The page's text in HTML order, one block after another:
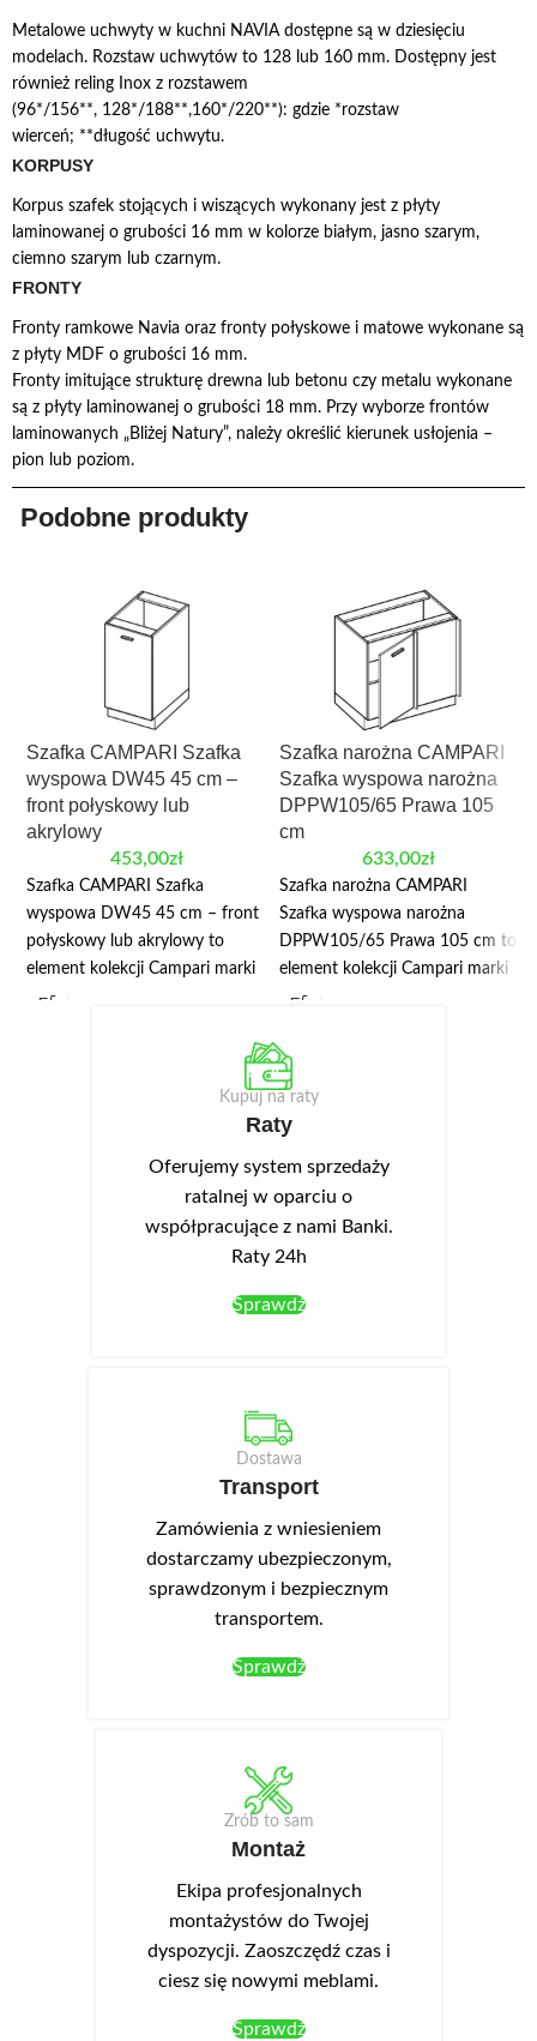
Metalowe uchwyty w kuchni NAVIA dostępne są w dziesięciu
modelach. Rozstaw uchwytów to 128 lub 160 mm. Dostępny jest
również reling Inox z rozstawem
(96*/156**, 128*/188**,160*/220**): gdzie *rozstaw
wierceń; **długość uchwytu.
KORPUSY
Korpus szafek stojących i wiszących wykonany jest z płyty
laminowanej o grubości 16 mm w kolorze białym, jasno szarym,
ciemno szarym lub czarnym.
FRONTY
Fronty ramkowe Navia oraz fronty połyskowe i matowe wykonane są
z płyty MDF o grubości 16 mm.
Fronty imitujące strukturę drewna lub betonu czy metalu wykonane
są z płyty laminowanej o grubości 18 mm. Przy wyborze frontów
laminowanych „Bliżej Natury”, należy określić kierunek usłojenia –
pion lub poziom.
Podobne produkty
Szafka CAMPARI Szafka
wyspowa DW45 45 cm –
front połyskowy lub
akrylowy
453,00zł
Szafka CAMPARI Szafka
wyspowa DW45 45 cm – front
połyskowy lub akrylowy to
element kolekcji Campari marki
Layman, przeznaczony do
82/87 cm. W danych produktu
front akrylowy. Mała szafka
Szafka narożna CAMPARI
Szafka wyspowa narożna
DPPW105/65 Prawa 105
cm
633,00zł
Szafka narożna CAMPARI
Szafka wyspowa narożna
DPPW105/65 Prawa 105 cm to
element kolekcji Campari marki
Layman, przeznaczony do
Najważniejsze wymiary:
szerokość 105 cm, wysokość
82/87 cm. W danych produktu
wskazano: płyta laminowana,
front akrylowy. Narożna szafka
wyspowa, prawa DPPW 105.
Kupuj na raty
Raty
Oferujemy system sprzedaży
ratalnej w oparciu o
współpracujące z nami Banki.
Raty 24h
Sprawdź
Dostawa
Transport
Zamówienia z wniesieniem
dostarczamy ubezpieczonym,
sprawdzonym i bezpiecznym
transportem.
Sprawdź
Zrób to sam
Montaż
Ekipa profesjonalnych
montażystów do Twojej
dyspozycji. Zaoszczędź czas i
ciesz się nowymi meblami.
Sprawdź